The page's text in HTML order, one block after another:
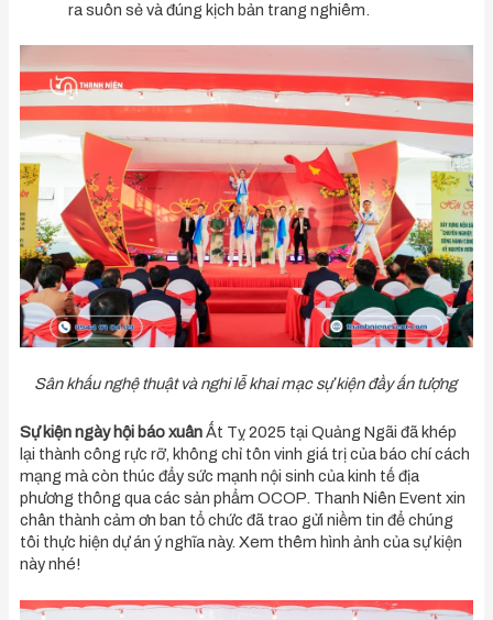
ra suôn sẻ và đúng kịch bản trang nghiêm.
Sân khấu nghệ thuật và nghi lễ khai mạc sự kiện đầy ấn tượng
Sự kiện ngày hội báo xuânẤt Tỵ 2025 tại Quảng Ngãi đã khép
lại thành công rực rỡ, không chỉ tôn vinh giá trị của báo chí cách
mạng mà còn thúc đẩy sức mạnh nội sinh của kinh tế địa
phương thông qua các sản phẩm OCOP. Thanh Niên Event xin
chân thành cảm ơn ban tổ chức đã trao gửi niềm tin để chúng
tôi thực hiện dự án ý nghĩa này. Xem thêm hình ảnh của sự kiện
này nhé!